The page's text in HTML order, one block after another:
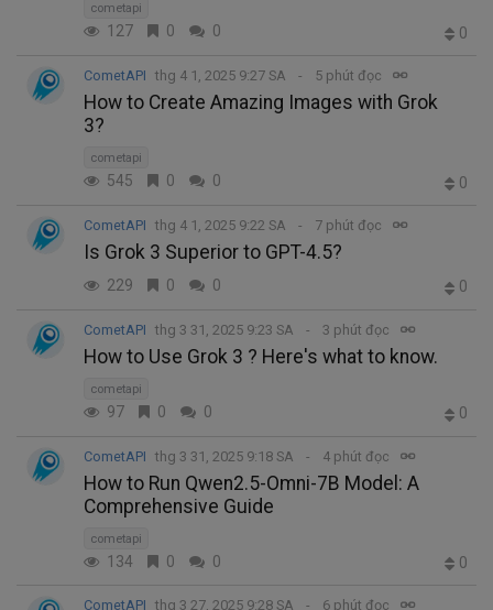
cometapi
127 0 0 0
CometAPI thg 4 1, 2025 9:27 SA 5 phút đọc
How to Create Amazing Images with Grok
3?
cometapi
545 0 0 0
CometAPI thg 4 1, 2025 9:22 SA 7 phút đọc
Is Grok 3 Superior to GPT-4.5?
229 0 0 0
CometAPI thg 3 31, 2025 9:23 SA 3 phút đọc
How to Use Grok 3 ? Here's what to know.
cometapi
97 0 0 0
CometAPI thg 3 31, 2025 9:18 SA 4 phút đọc
How to Run Qwen2.5-Omni-7B Model: A
Comprehensive Guide
cometapi
134 0 0 0
CometAPI thg 3 27, 2025 9:28 SA 6 phút đọc